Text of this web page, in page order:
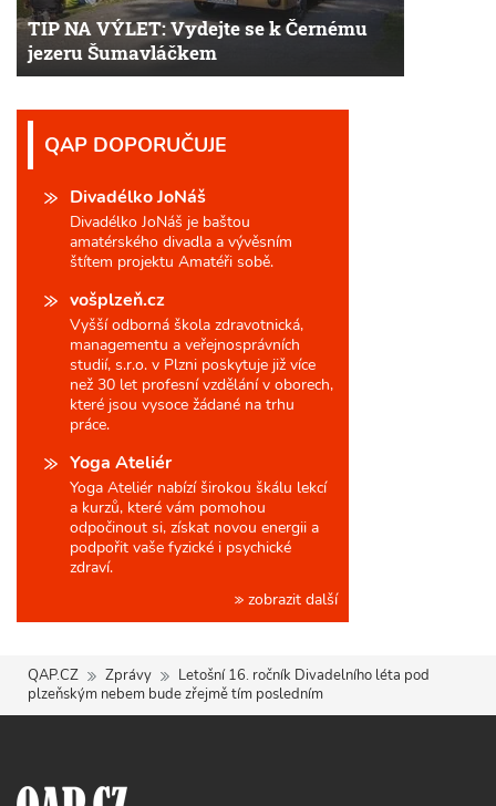
TIP NA VÝLET: Vydejte se k Černému
jezeru Šumavláčkem
QAP DOPORUČUJE
Divadélko JoNáš
Divadélko JoNáš je baštou
amatérského divadla a vývěsním
štítem projektu Amatéři sobě.
vošplzeň.cz
Vyšší odborná škola zdravotnická,
managementu a veřejnosprávních
studií, s.r.o. v Plzni poskytuje již více
než 30 let profesní vzdělání v oborech,
které jsou vysoce žádané na trhu
práce.
Yoga Ateliér
Yoga Ateliér nabízí širokou škálu lekcí
a kurzů, které vám pomohou
odpočinout si, získat novou energii a
podpořit vaše fyzické i psychické
zdraví.
zobrazit další
QAP.CZ Zprávy
Letošní 16. ročník Divadelního léta pod
plzeňským nebem bude zřejmě tím posledním